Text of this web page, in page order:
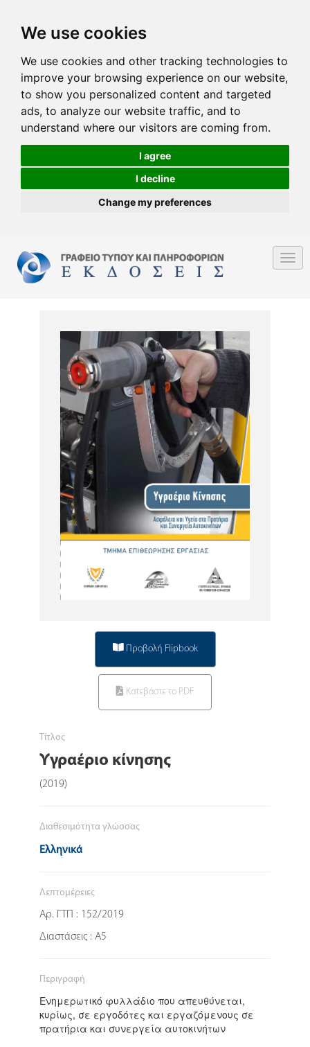
We use cookies
We use cookies and other tracking technologies to
improve your browsing experience on our website,
to show you personalized content and targeted
ads, to analyze our website traffic, and to
understand where our visitors are coming from.
I agree
I decline
Change my preferences
Προβολή Flipbook
Κατεβάστε το PDF
Τίτλος
Υγραέριο κίνησης
(2019)
Διαθεσιμότητα γλώσσας
Ελληνικά
Λεπτομέρειες
Αρ. ΓΤΠ : 152/2019
Διαστάσεις : A5
Περιγραφή
Ενημερωτικό φυλλάδιο που απευθύνεται,
κυρίως, σε εργοδότες και εργαζόμενους σε
πρατήρια και συνεργεία αυτοκινήτων